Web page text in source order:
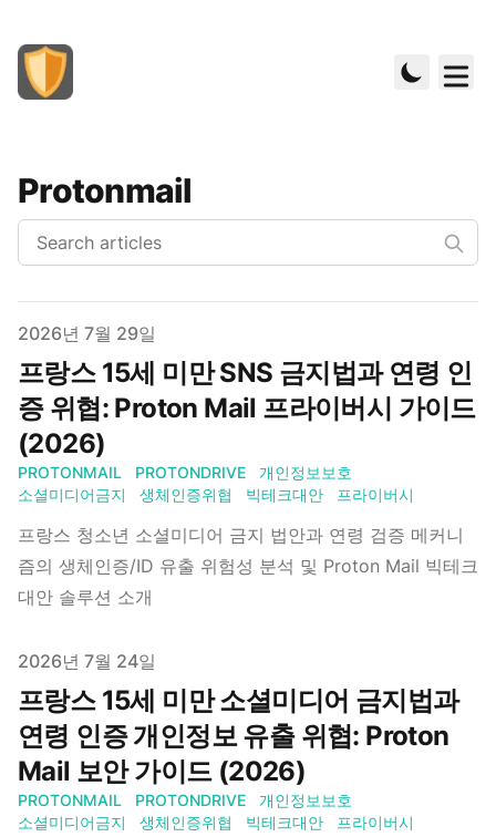
Protonmail
Published on
2026년 7월 29일
프랑스 15세 미만 SNS 금지법과 연령 인
증 위협: Proton Mail 프라이버시 가이드
(2026)
PROTONMAIL PROTONDRIVE
개인정보보호
소셜미디어금지
생체인증위협 빅테크대안 프라이버시
프랑스 청소년 소셜미디어 금지 법안과 연령 검증 메커니
즘의 생체인증/ID 유출 위험성 분석 및 Proton Mail 빅테크
대안 솔루션 소개
Published on
2026년 7월 24일
프랑스 15세 미만 소셜미디어 금지법과
연령 인증 개인정보 유출 위협: Proton
Mail 보안 가이드 (2026)
PROTONMAIL PROTONDRIVE
개인정보보호
소셜미디어금지
생체인증위협 빅테크대안 프라이버시